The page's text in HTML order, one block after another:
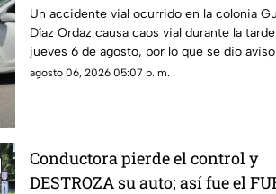
VIAL este jueves
Un accidente vial ocurrido en la colonia
Díaz Ordaz causa caos vial durante la
jueves 6 de agosto, por lo que se dio
policía.
agosto 06, 2026 05:07 p. m.
Conductora pierde el control y
DESTROZA su auto; así fue el